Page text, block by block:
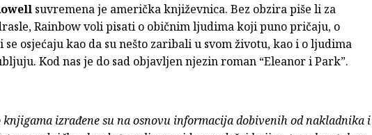
suvremena je američka književnica. Bez obzira piše li za
Rainbow voli pisati o običnim ljudima koji puno pričaju, o
osjećaju kao da su nešto zaribali u svom životu, kao i o ljudima
Kod nas je do sad objavljen njezin roman “Eleanor i Park”.
izrađene su na osnovu informacija dobivenih od nakladnika i